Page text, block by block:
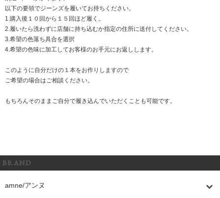
以下の要領でジーンズを履いてお持ちください。
1.購入後１０回から１５回ほど履く。
2.履いたら洗わずに店舗に持ち込むか指定の住所に送付してください。
3.希望の色落ち具合を選択
4.希望の色味に加工してお客様のお手元にお返しします。
このように自分だけの１本をお作りしますので
ご希望の場合はご相談ください。
もちろんそのままご自分で履き込んでいただくことも可能です。
BRAND
amne/アンヌ